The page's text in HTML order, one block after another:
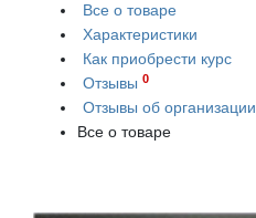
Все о товаре
Характеристики
Как приобрести курс
Отзывы 0
Отзывы об организации
Все о товаре